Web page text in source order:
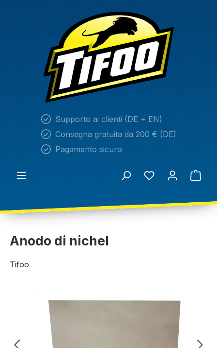
Supporto ai clienti (DE + EN)
Consegna gratuita da 200 € (DE)
Pagamento sicuro
Anodo di nichel
Tifoo